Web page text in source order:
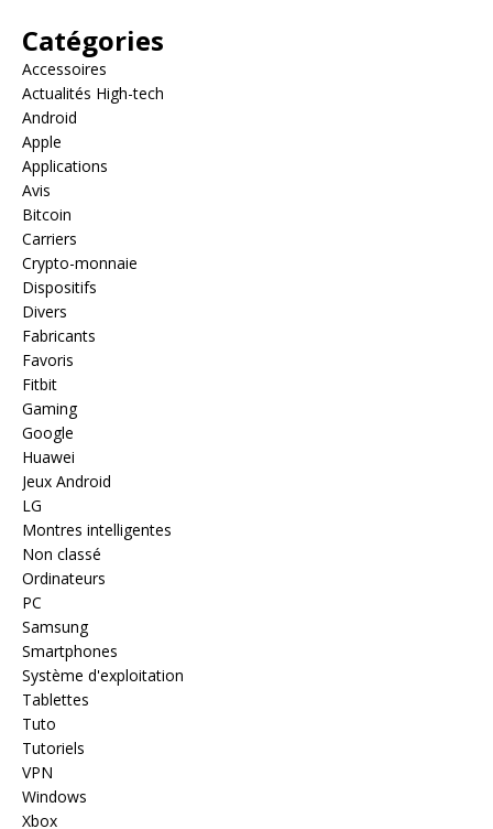
Catégories
Accessoires
Actualités High-tech
Android
Apple
Applications
Avis
Bitcoin
Carriers
Crypto-monnaie
Dispositifs
Divers
Fabricants
Favoris
Fitbit
Gaming
Google
Huawei
Jeux Android
LG
Montres intelligentes
Non classé
Ordinateurs
PC
Samsung
Smartphones
Système d'exploitation
Tablettes
Tuto
Tutoriels
VPN
Windows
Xbox